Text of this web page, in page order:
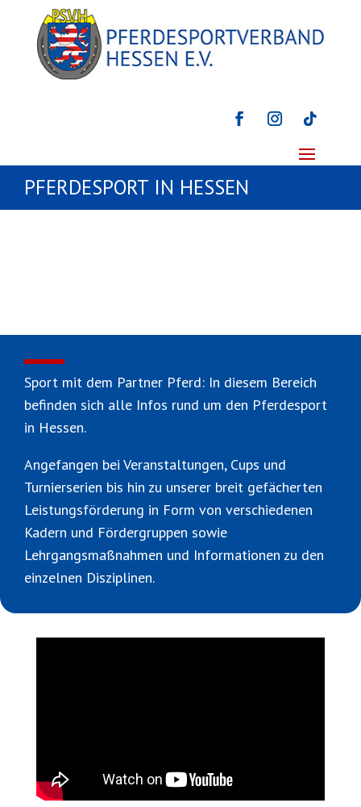
PFERDESPORT IN HESSEN
Sport mit dem Partner Pferd: In diesem Bereich
befinden sich alle Infos rund um den Pferdesport
in Hessen.
Angefangen bei Veranstaltungen, Cups und
Turnierserien bis hin zu unserer breit gefächerten
Leistungsförderung in Form von verschiedenen
Kadern und Fördergruppen sowie
Lehrgangsmaßnahmen und Informationen zu den
einzelnen Disziplinen.